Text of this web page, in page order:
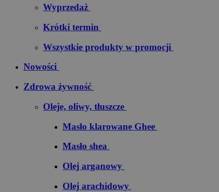
Wyprzedaż
Krótki termin
Wszystkie produkty w promocji
Nowości
Zdrowa żywność
Oleje, oliwy, tłuszcze
Masło klarowane Ghee
Masło shea
Olej arganowy
Olej arachidowy